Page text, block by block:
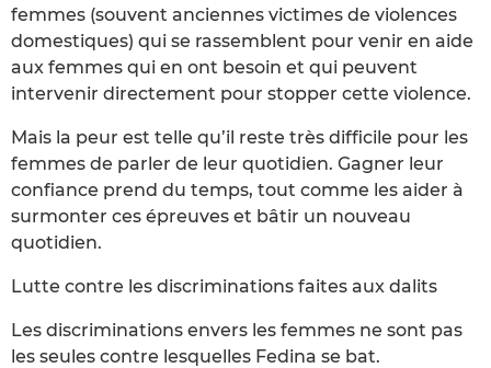
femmes (souvent anciennes victimes de violences
domestiques) qui se rassemblent pour venir en aide
aux femmes qui en ont besoin et qui peuvent
intervenir directement pour stopper cette violence.
Mais la peur est telle qu’il reste très difficile pour les
femmes de parler de leur quotidien. Gagner leur
confiance prend du temps, tout comme les aider à
surmonter ces épreuves et bâtir un nouveau
quotidien.
Lutte contre les discriminations faites aux dalits
Les discriminations envers les femmes ne sont pas
les seules contre lesquelles Fedina se bat.